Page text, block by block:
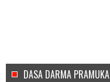
DASA DARMA PRAMUKA